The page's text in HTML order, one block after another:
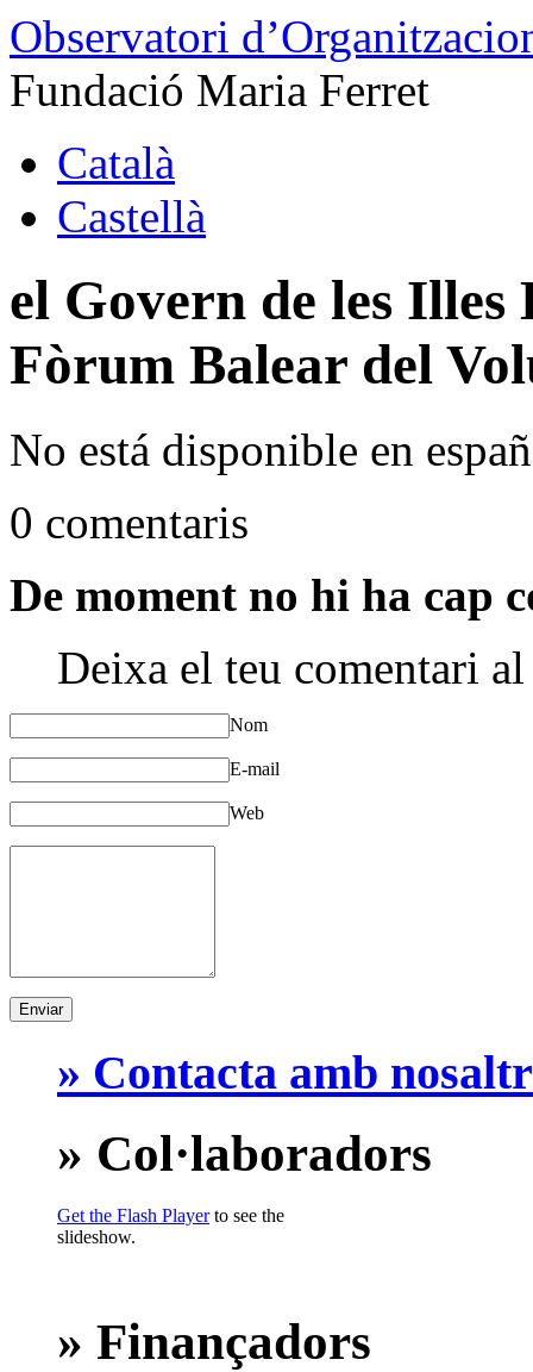
Observatori
Fundació Maria Ferret
Català
Castellà
el Govern de les Illes
Fòrum Balear del
No está disponible en
0 comentaris
De moment no hi ha cap
Deixa el teu comentari
Nom
E-mail
Web
» Contacta amb
» Col·laboradors
Get the Flash Playerto see the
slideshow.
» Finançadors